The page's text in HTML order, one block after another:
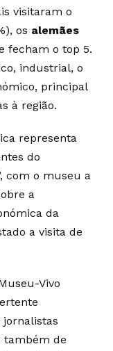
visitaram o
os alemães
fecham o top 5.
industrial, o
principal
à região.
representa
do
com o museu a
a
da
a visita de
Vivo
também de